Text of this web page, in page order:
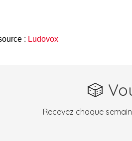
: Ludovox
🎲
Recevez chaque